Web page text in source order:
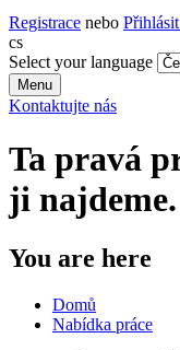
Registrace nebo
cs
Select your language
Menu
Kontaktujte nás
Ta pravá
ji najdeme.
You are here
Domů
Nabídka práce